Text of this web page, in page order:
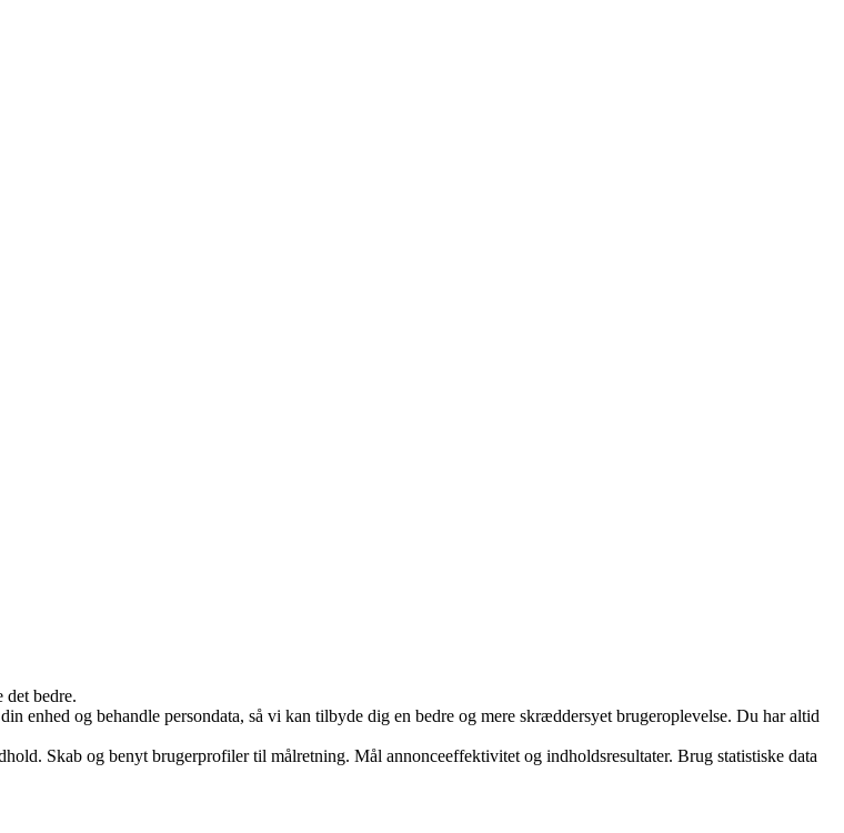
det bedre.
enhed og behandle persondata, så vi kan tilbyde dig en bedre og mere skræddersyet brugeroplevelse. Du har altid
Skab og benyt brugerprofiler til målretning. Mål annonceeffektivitet og indholdsresultater. Brug statistiske data